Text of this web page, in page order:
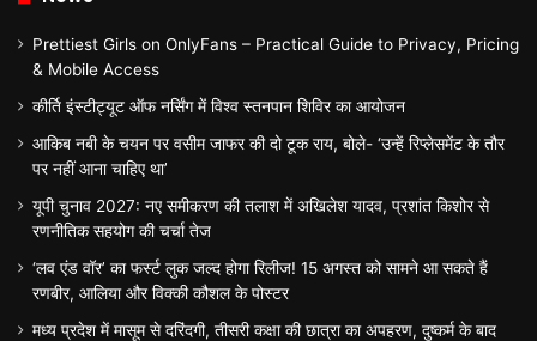
Prettiest Girls on OnlyFans – Practical Guide to Privacy, Pricing
& Mobile Access
कीर्ति इंस्टीट्यूट ऑफ नर्सिंग में विश्व स्तनपान शिविर का आयोजन
आकिब नबी के चयन पर वसीम जाफर की दो टूक राय, बोले- ‘उन्हें रिप्लेसमेंट के तौर
पर नहीं आना चाहिए था’
यूपी चुनाव 2027: नए समीकरण की तलाश में अखिलेश यादव, प्रशांत किशोर से
रणनीतिक सहयोग की चर्चा तेज
‘लव एंड वॉर’ का फर्स्ट लुक जल्द होगा रिलीज! 15 अगस्त को सामने आ सकते हैं
रणबीर, आलिया और विक्की कौशल के पोस्टर
मध्य प्रदेश में मासूम से दरिंदगी, तीसरी कक्षा की छात्रा का अपहरण, दुष्कर्म के बाद